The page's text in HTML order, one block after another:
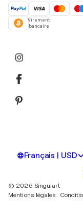
Virement
bancaire
Français | USD
© 2026 Singulart
Mentions légales.